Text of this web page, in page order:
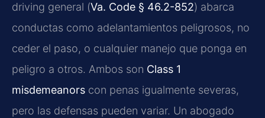
driving general (Va. Code § 46.2-852) abarca
conductas como adelantamientos peligrosos, no
ceder el paso, o cualquier manejo que ponga en
peligro a otros. Ambos son Class 1
misdemeanors con penas igualmente severas,
pero las defensas pueden variar. Un abogado